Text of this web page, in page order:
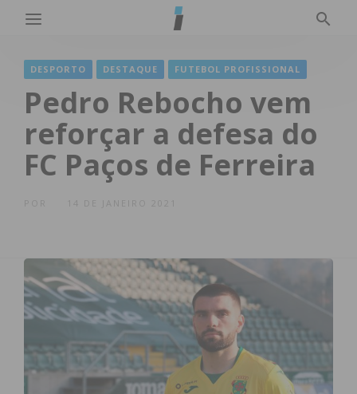
DESPORTO DESTAQUE FUTEBOL PROFISSIONAL
Pedro Rebocho vem
reforçar a defesa do
FC Paços de Ferreira
14 DE JANEIRO 2021